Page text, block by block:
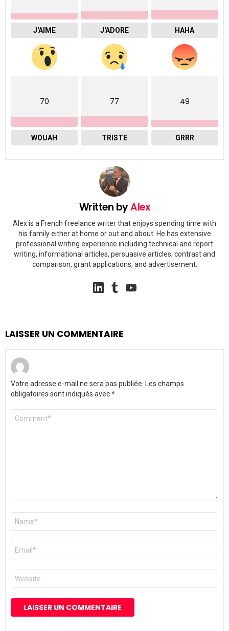
J'AIME J'ADORE HAHA
70
WOUAH
77
TRISTE
49
GRRR
Written byAlex
Alex is a French freelance writer that enjoys spending time with
his family either at home or out and about. He has extensive
professional writing experience including technical and report
writing, informational articles, persuasive articles, contrast and
comparison, grant applications, and advertisement.
linkedin
LAISSER UN COMMENTAIRE
Votre adresse e-mail ne sera pas publiée. Les champs
obligatoires sont indiqués avec*
Commentaire
Nom
E-
mail
*
Site
web